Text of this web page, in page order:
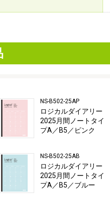
NS-B502-25AP
ロジカルダイアリー
2025月間ノートタイ
プA／B5／ピンク
NS-B502-25AB
ロジカルダイアリー
2025月間ノートタイ
プA／B5／ブルー